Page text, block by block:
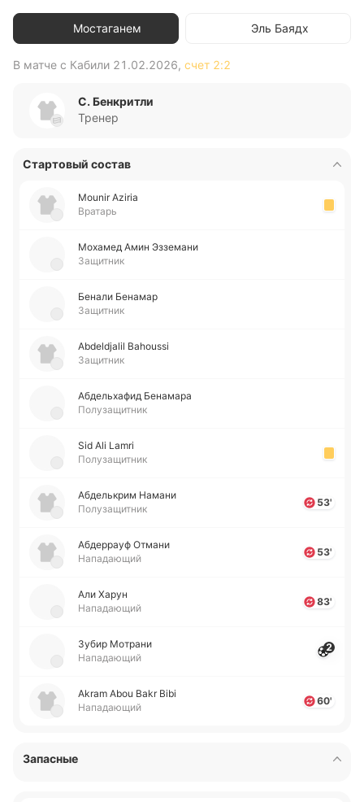
Мостаганем Эль Баядх
В матче с Кабили 21.02.2026, счет 2:2
С. Бенкритли
Тренер
Стартовый состав
Mounir Aziria
Вратарь
Мо­ха­мед Амин Эззе­ма­ни
Защитник
Бенали Бе­на­мар
Защитник
Abdeldjalil Bahoussi
Защитник
Абде­льха­фид Бе­на­ма­ра
Полузащитник
Sid Ali Lamri
Полузащитник
Абде­лькрим Намани
Полузащитник
53'
Абде­ррауф Отмани
Нападающий
53'
Али Харун
Нападающий
83'
Зубир Мо­тра­ни
Нападающий
2
Akram Abou Bakr Bibi
Нападающий
60'
Запасные